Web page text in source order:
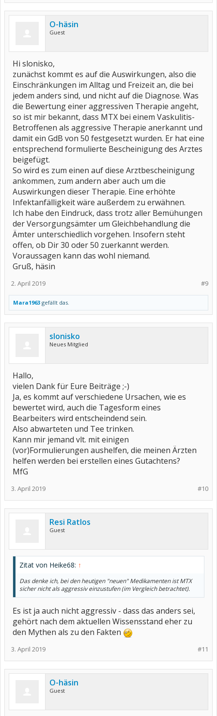
O-häsin
Guest
Hi slonisko,
zunächst kommt es auf die Auswirkungen, also die
Einschränkungen im Alltag und Freizeit an, die bei
jedem anders sind, und nicht auf die Diagnose. Was
die Bewertung einer aggressiven Therapie angeht,
so ist mir bekannt, dass MTX bei einem Vaskulitis-
Betroffenen als aggressive Therapie anerkannt und
damit ein GdB von 50 festgesetzt wurden. Er hat eine
entsprechend formulierte Bescheinigung des Arztes
beigefügt.
So wird es zum einen auf diese Arztbescheinigung
ankommen, zum andern aber auch um die
Auswirkungen dieser Therapie. Eine erhöhte
Infektanfälligkeit wäre außerdem zu erwähnen.
Ich habe den Eindruck, dass trotz aller Bemühungen
der Versorgungsämter um Gleichbehandlung die
Ämter unterschiedlich vorgehen. Insofern steht
offen, ob Dir 30 oder 50 zuerkannt werden.
Voraussagen kann das wohl niemand.
Gruß, häsin
#9
2. April 2019
Mara1963 gefällt das.
slonisko
Neues Mitglied
Hallo,
vielen Dank für Eure Beiträge ;-)
Ja, es kommt auf verschiedene Ursachen, wie es
bewertet wird, auch die Tagesform eines
Bearbeiters wird entscheindend sein.
Also abwarteten und Tee trinken.
Kann mir jemand vlt. mit einigen
(vor)Formulierungen aushelfen, die meinen Ärzten
helfen werden bei erstellen eines Gutachtens?
MfG
#10
3. April 2019
Resi Ratlos
Guest
Zitat von Heike68: ↑
Das denke ich, bei den heutigen "neuen" Medikamenten ist MTX
sicher nicht als aggressiv einzustufen (im Vergleich betrachtet).
Es ist ja auch nicht aggressiv - dass das anders sei,
gehört nach dem aktuellen Wissensstand eher zu
den Mythen als zu den Fakten
#11
3. April 2019
O-häsin
Guest